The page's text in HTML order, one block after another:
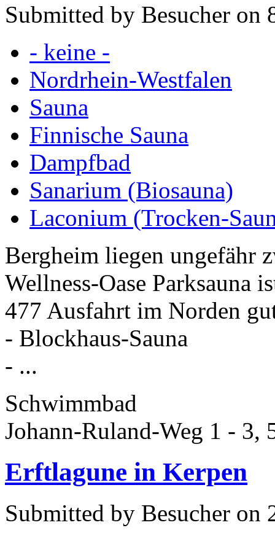
Submitted by Besucher on
- keine -
Nordrhein-Westfalen
Sauna
Finnische Sauna
Dampfbad
Sanarium (Biosauna)
Laconium (Trocken-
Bergheim liegen ungefähr
Wellness-Oase Parksauna
477 Ausfahrt im Norden
- Blockhaus-Sauna
- ...
Schwimmbad
Johann-Ruland-Weg 1 - 3,
Erftlagune in Kerpen
Submitted by Besucher on